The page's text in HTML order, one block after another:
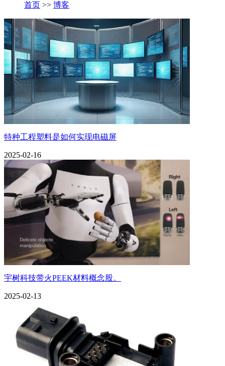
首页 >> 博客
特种工程塑料是如何实现电磁屏
2025-02-16
宇树科技带火PEEK材料概念股。
2025-02-13